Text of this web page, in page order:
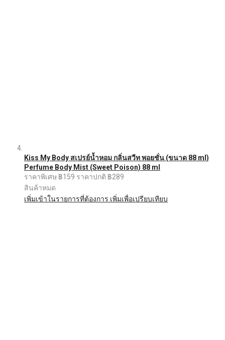
Kiss My Body สเปรย์น้ำหอม กลิ่นสวีท พอยชั่น (ขนาด 88 ml)
Perfume Body Mist (Sweet Poison) 88 ml
ราคาพิเศษ ฿159 ราคาปกติ ฿289
สินค้าหมด
เพิ่มเข้าในรายการที่ต้องการ เพิ่มเพื่อเปรียบเทียบ